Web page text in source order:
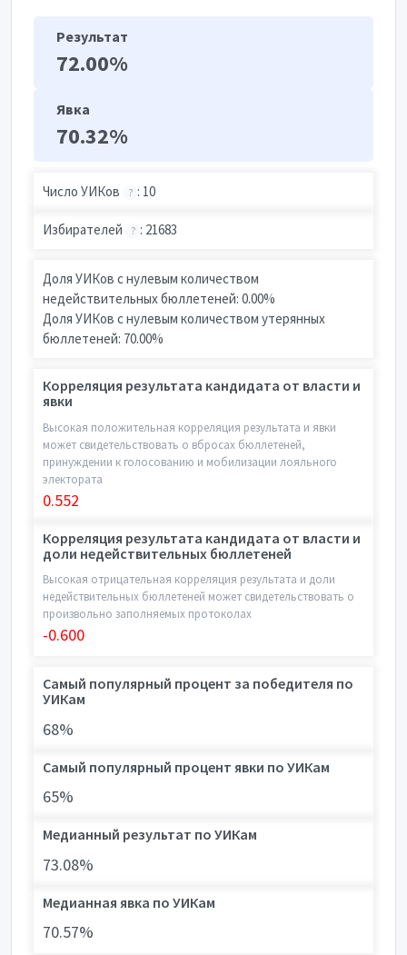
Результат
72.00%
Явка
70.32%
Число УИКов ? : 10
Избирателей ? : 21683
Доля УИКов с нулевым количеством
недействительных бюллетеней: 0.00%
Доля УИКов с нулевым количеством утерянных
бюллетеней: 70.00%
Корреляция результата кандидата от власти и
явки
Высокая положительная корреляция результата и явки
может свидетельствовать о вбросах бюллетеней,
принуждении к голосованию и мобилизации лояльного
электората
0.552
Корреляция результата кандидата от власти и
доли недействительных бюллетеней
Высокая отрицательная корреляция результата и доли
недействительных бюллетеней может свидетельствовать о
произвольно заполняемых протоколах
-0.600
Самый популярный процент за победителя по
УИКам
68%
Самый популярный процент явки по УИКам
65%
Медианный результат по УИКам
73.08%
Медианная явка по УИКам
70.57%